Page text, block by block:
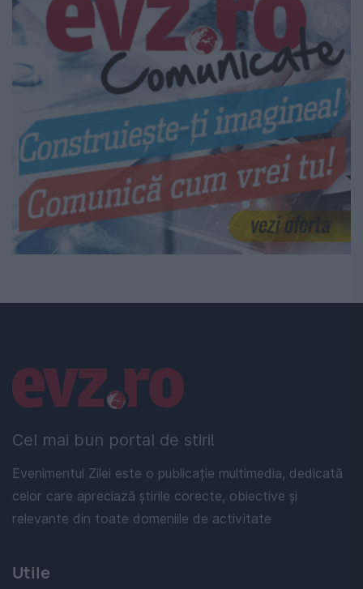
Cel mai bun portal de stiri!
Evenimentul Zilei este o publicație multimedia, dedicată
celor care apreciază știrile corecte, obiective și
relevante din toate domeniile de activitate
Linkuri utile
Utile